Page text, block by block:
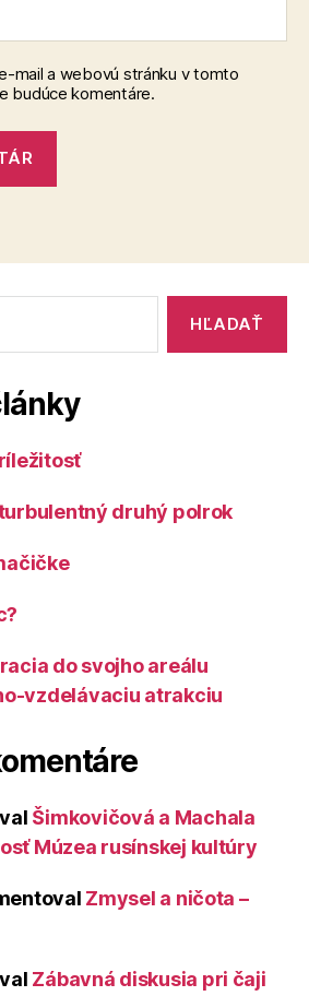
mail a webovú stránku v tomto
budúce komentáre.
druhý polrok
do svojho areálu
vzdelávaciu atrakciu
Šimkovičová a Machala
Múzea rusínskej kultúry
Zmysel a ničota –
Zábavná diskusia pri čaji